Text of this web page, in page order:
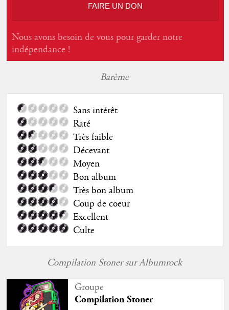
FAIRE UN DON
Nous avons besoin de vous pour garder notre
indépendance !
Barème
Sans intérêt
Raté
Très faible
Décevant
Moyen
Bon album
Très bon album
Coup de coeur
Excellent
Culte
Compilation Stoner sur Albumrock
Groupe
Compilation Stoner